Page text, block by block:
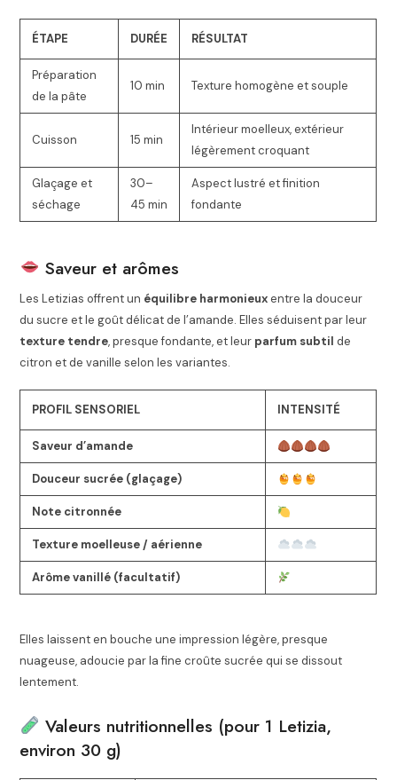
ÉTAPE DURÉE RÉSULTAT
Préparation
de la pâte
10 min Texture homogène et souple
Cuisson 15 min
Intérieur moelleux, extérieur
légèrement croquant
Glaçage et
séchage
30–
45 min
Aspect lustré et finition
fondante
Saveur et arômes
Les Letizias offrent un équilibre harmonieuxentre la douceur
du sucre et le goût délicat de l’amande. Elles séduisent par leur
texture tendre, presque fondante, et leur parfum subtil de
citron et de vanille selon les variantes.
PROFIL SENSORIEL INTENSITÉ
Saveur d’amande
Douceur sucrée (glaçage)
Note citronnée
Texture moelleuse / aérienne
Arôme vanillé (facultatif)
Elles laissent en bouche une impression légère, presque
nuageuse, adoucie par la fine croûte sucrée qui se dissout
lentement.
Valeurs nutritionnelles (pour 1 Letizia,
environ 30 g)